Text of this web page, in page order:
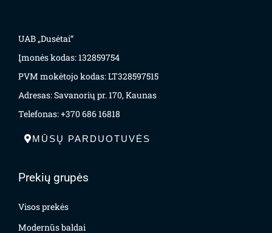
UAB „Dusėtai“
Įmonės kodas: 132859754
PVM mokėtojo kodas: LT328597515
Adresas: Savanorių pr. 170, Kaunas
Telefonas: +370 686 16818
MŪSŲ PARDUOTUVĖS
Prekių grupės
Visos prekės
Modernūs baldai